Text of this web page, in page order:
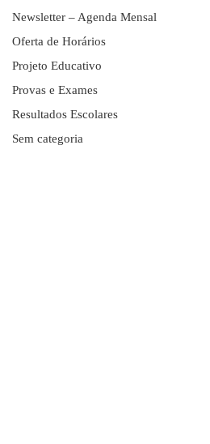
Newsletter – Agenda Mensal
Oferta de Horários
Projeto Educativo
Provas e Exames
Resultados Escolares
Sem categoria